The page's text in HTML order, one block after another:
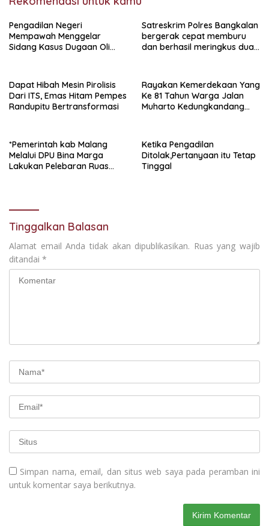
Pengadilan Negeri
Mempawah Menggelar
Sidang Kasus Dugaan Oli
Penipuan Dari Jaringan
Pemasok PT. DAB
Satreskrim Polres Bangkalan
bergerak cepat memburu
dan berhasil meringkus dua
Sidoarjo dan HP (25) warga
Tulungagung.
Dapat Hibah Mesin Pirolisis
Dari ITS, Emas Hitam Pempes
Randupitu Bertransformasi
Rayakan Kemerdekaan Yang
Ke 81 Tahun Warga Jalan
Muharto Kedungkandang
*Pemerintah kab Malang
Melalui DPU Bina Marga
Lakukan Pelebaran Ruas
Ketika Pengadilan
Ditolak,Pertanyaan itu Tetap
Tinggal
Tinggalkan Balasan
Alamat email Anda tidak akan dipublikasikan. Ruas yang wajib
ditandai *
Simpan nama, email, dan situs web saya pada peramban ini
untuk komentar saya berikutnya.